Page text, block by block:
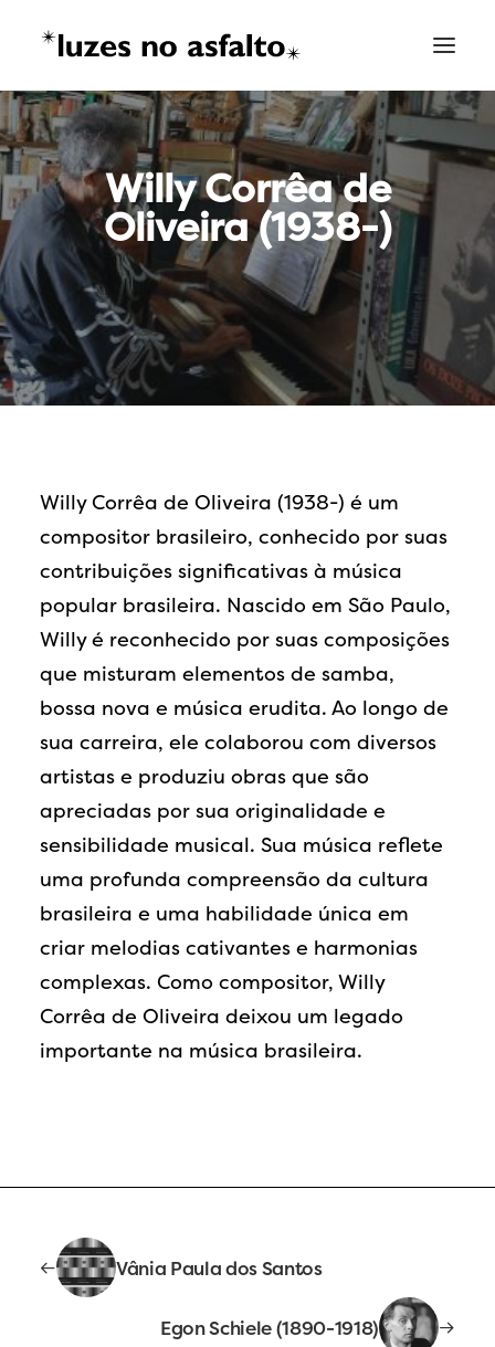
Willy Corrêa de
Oliveira (1938-)
Willy Corrêa de Oliveira (1938-) é um
compositor brasileiro, conhecido por suas
contribuições significativas à música
popular brasileira. Nascido em São Paulo,
Willy é reconhecido por suas composições
que misturam elementos de samba,
bossa nova e música erudita. Ao longo de
sua carreira, ele colaborou com diversos
artistas e produziu obras que são
apreciadas por sua originalidade e
sensibilidade musical. Sua música reflete
uma profunda compreensão da cultura
brasileira e uma habilidade única em
criar melodias cativantes e harmonias
complexas. Como compositor, Willy
Corrêa de Oliveira deixou um legado
importante na música brasileira.
Vânia Paula dos Santos
Egon Schiele (1890-1918)